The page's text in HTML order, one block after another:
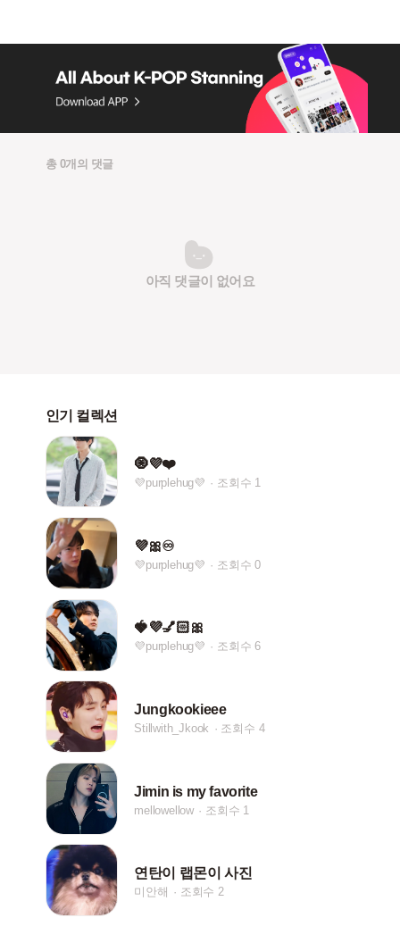
총 0개의 댓글
아직 댓글이 없어요
인기 컬렉션
🧿💜❤️
💜purplehug💜 조회수 1
💜🎀♾️
💜purplehug💜 조회수 0
🍓💜💅🏻🎀
💜purplehug💜 조회수 6
Jungkookieee
Stillwith_Jkook 조회수 4
Jimin is my favorite
mellowellow 조회수 1
연탄이 랩몬이 사진
미안해 조회수 2